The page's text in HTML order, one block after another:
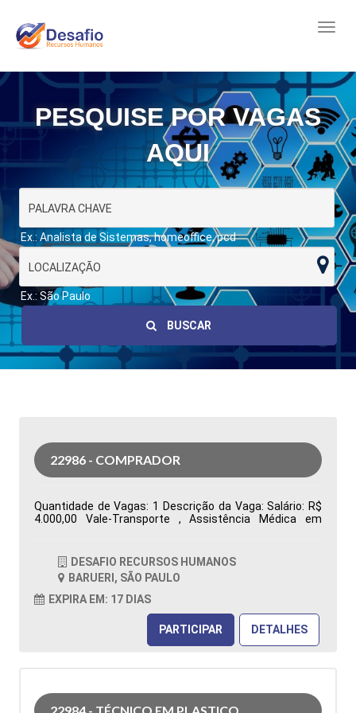
PESQUISE POR VAGAS
AQUI
Ex.: Analista de Sistemas, homeoffice, pcd
Ex.: São Paulo
BUSCAR
22986 - COMPRADOR
Quantidade de Vagas: 1 Descrição da Vaga: Salário: R$
4.000,00 Vale-Transporte , Assistência Médica em
feira, das 07h00 às 16h48. Ensino Superior completo ou
cursando Administração ou áreas correlatas
Conhecimento no sistema Totvs/Datasul Tipo de
contratação: CLT Cidade: Barueri, SP, Brasil Área de
Atuação: Compras Período: Formação Acadêmica:
Características Comportamentais:
DESAFIO RECURSOS HUMANOS
BARUERI, SÃO PAULO
EXPIRA EM: 17 DIAS
PARTICIPAR DETALHES